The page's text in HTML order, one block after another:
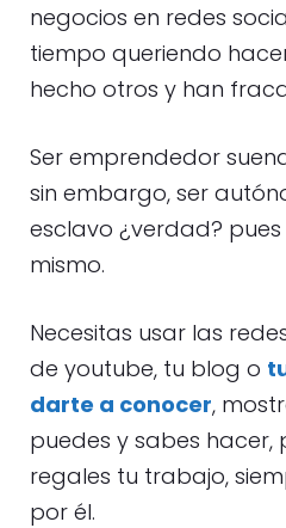
negocios en redes
tiempo queriendo
hecho otros y han
Ser emprendedor
sin embargo, ser
esclavo ¿verdad?
mismo.
Necesitas usar las
de youtube, tu blog o
darte a conocer,
puedes y sabes hacer,
regales tu trabajo,
por él.